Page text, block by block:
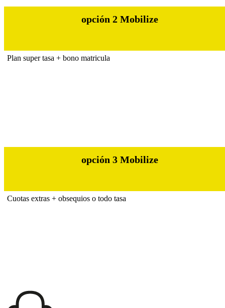
opción 2 Mobilize
Plan super tasa + bono matricula
opción 3 Mobilize
Cuotas extras + obsequios o todo tasa